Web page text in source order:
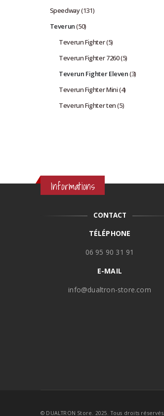
Speedway(131)
Teverun(50)
Teverun Fighter(5)
Teverun Fighter 7260(5)
Teverun Fighter Eleven(3)
Teverun Fighter Mini(4)
Teverun Fighter ten(5)
Informations
CONTACT
TÉLÉPHONE
06 95 90 31 91
E-MAIL
info@dualtron-store.com
© DUALTRON Store. 2025. Tous droits réservés.